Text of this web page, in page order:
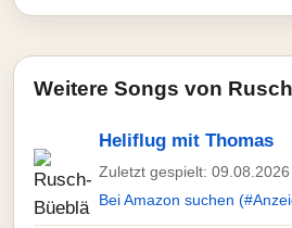
Weitere Songs von
Heliflug mit Thomas
Zuletzt gespielt:
Bei Amazon suchen